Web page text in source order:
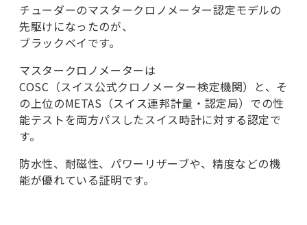
チューダーのマスタークロノメーター認定モデルの
先駆けになったのが、
ブラックベイです。
マスタークロノメーターは
COSC（スイス公式クロノメーター検定機関）と、そ
の上位のMETAS（スイス連邦計量・認定局）での性
能テストを両方パスしたスイス時計に対する認定で
す。
防水性、耐磁性、パワーリザーブや、精度などの機
能が優れている証明です。